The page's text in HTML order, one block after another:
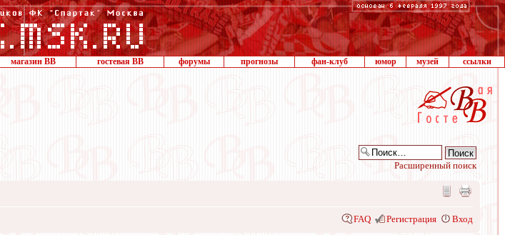
магазин ВВ гостевая ВВ форумы прогнозы фан-клуб юмор музей ссылки
Расширенный поиск
FAQ Регистрация Вход